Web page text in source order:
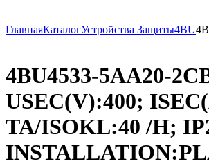
ГлавнаяКаталогУстройства Защиты4BU
4BU4533-5AA20-
USEC(V):400;
TA/ISOKL:40 /H;